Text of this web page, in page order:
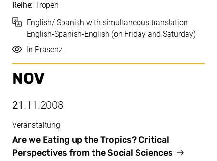
Reihe: Tropen
Sprache
English/ Spanish with simultaneous translation
English-Spanish-English (on Friday and Saturday)
Durchführung
In Präsenz
NOV
21 .11.2008
Nov, 21.11.2008
Are we Eating up the Tropics? Critical
Perspectives from the Social Sciences
Veranstaltung